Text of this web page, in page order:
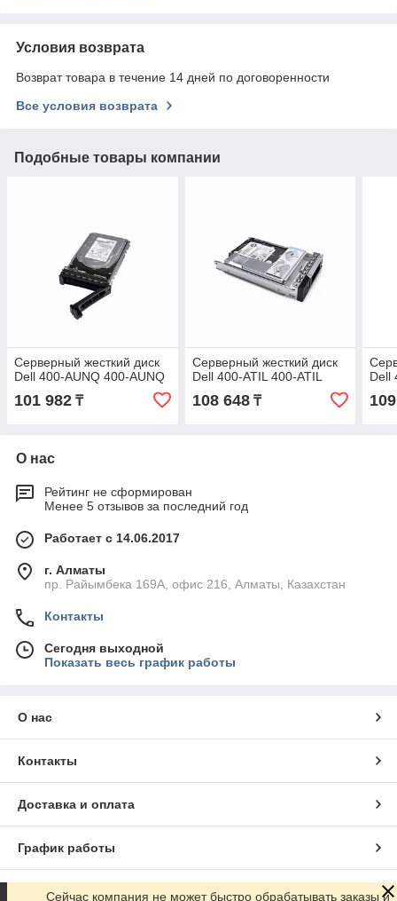
Условия возврата
Возврат товара в течение 14 дней по договоренности
Все условия возврата
Подобные товары компании
Серверный жесткий диск
Dell 400-AUNQ 400-AUNQ
101 982 ₸
Серверный жесткий диск
Dell 400-ATIL 400-ATIL
108 648₸
Dell
О нас
Рейтинг не сформирован
Менее 5 отзывов за последний год
Работает с 14.06.2017
г. Алматы
пр. Райымбека 169А, офис 216, Алматы, Казахстан
Контакты
Сегодня выходной
Показать весь график работы
О нас
Контакты
Доставка и оплата
График работы
Полная версия сайта
Сейчас компания не может быстро обрабатывать заказы и